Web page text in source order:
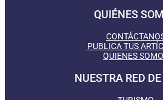
QUIÉNES
PUBLICA TUS
QUIENES
NUESTRA RED